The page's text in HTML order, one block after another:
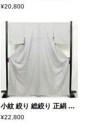
¥20,800
小紋 絞り 総絞り 正絹 古典柄 袷仕立て 身丈165cm 裄丈67.5cm リサイクル着物 着物 青・紺
¥22,800